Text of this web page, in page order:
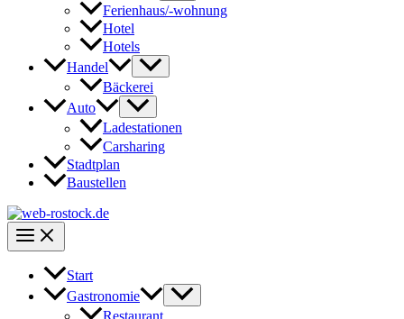
Ferienhaus/-wohnung
Hotel
Hotels
Handel
Bäckerei
Auto
Ladestationen
Carsharing
Stadtplan
Baustellen
Start
Gastronomie
Restaurant